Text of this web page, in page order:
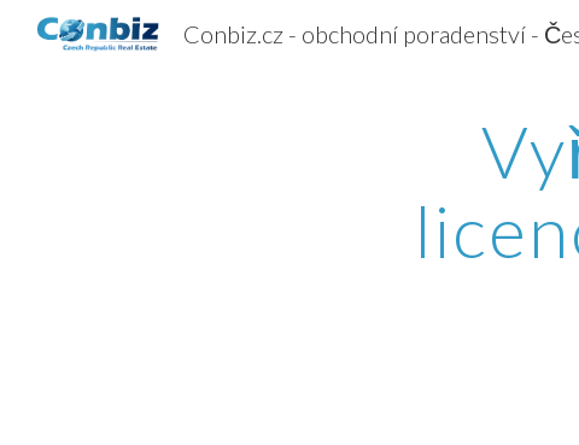
Skip